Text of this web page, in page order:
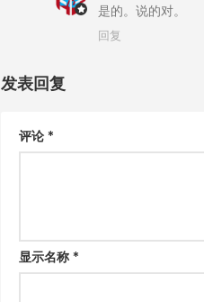
是的。说的对。
回复
发表回复
评论 *
显示名称 *